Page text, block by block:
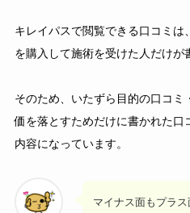
キレイパスで閲覧できる口コミは
を購入して施術を受けた人だけが
そのため、いたずら目的の口コ
価を落とすためだけに書かれた口
内容になっています。
マイナス面もプラ